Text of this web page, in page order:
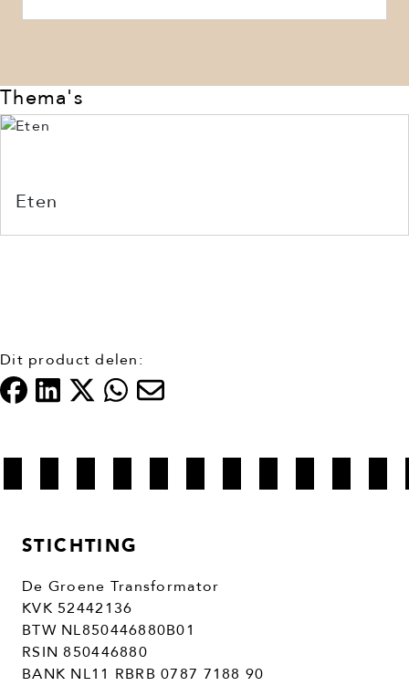
Thema's
Eten
Dit product delen:
STICHTING
De Groene Transformator
KVK 52442136
BTW NL850446880B01
RSIN 850446880
BANK NL11 RBRB 0787 7188 90